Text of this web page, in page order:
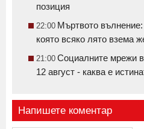
позиция
22:00 Мъртвото
която всяко лято взема
21:00 Социалните мрежи
12 август - каква е